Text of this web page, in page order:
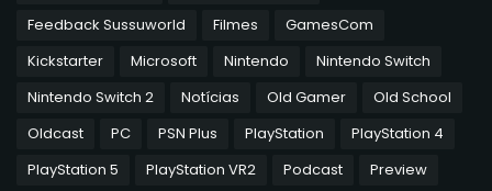
Feedback Sussuworld
Filmes
GamesCom
Kickstarter
Microsoft Nintendo
Nintendo Switch
Nintendo Switch 2
Notícias Old Gamer
Old School
Oldcast
PC PSN Plus PlayStation
PlayStation 4
PlayStation 5
PlayStation VR2 Podcast
Preview